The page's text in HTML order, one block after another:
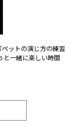
ットの演じ方の練習
と一緒に楽しい時間